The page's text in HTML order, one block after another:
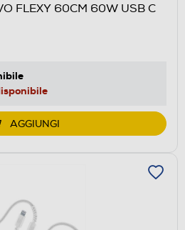
FLEXY 60CM 60W USB C
AGGIUNGI